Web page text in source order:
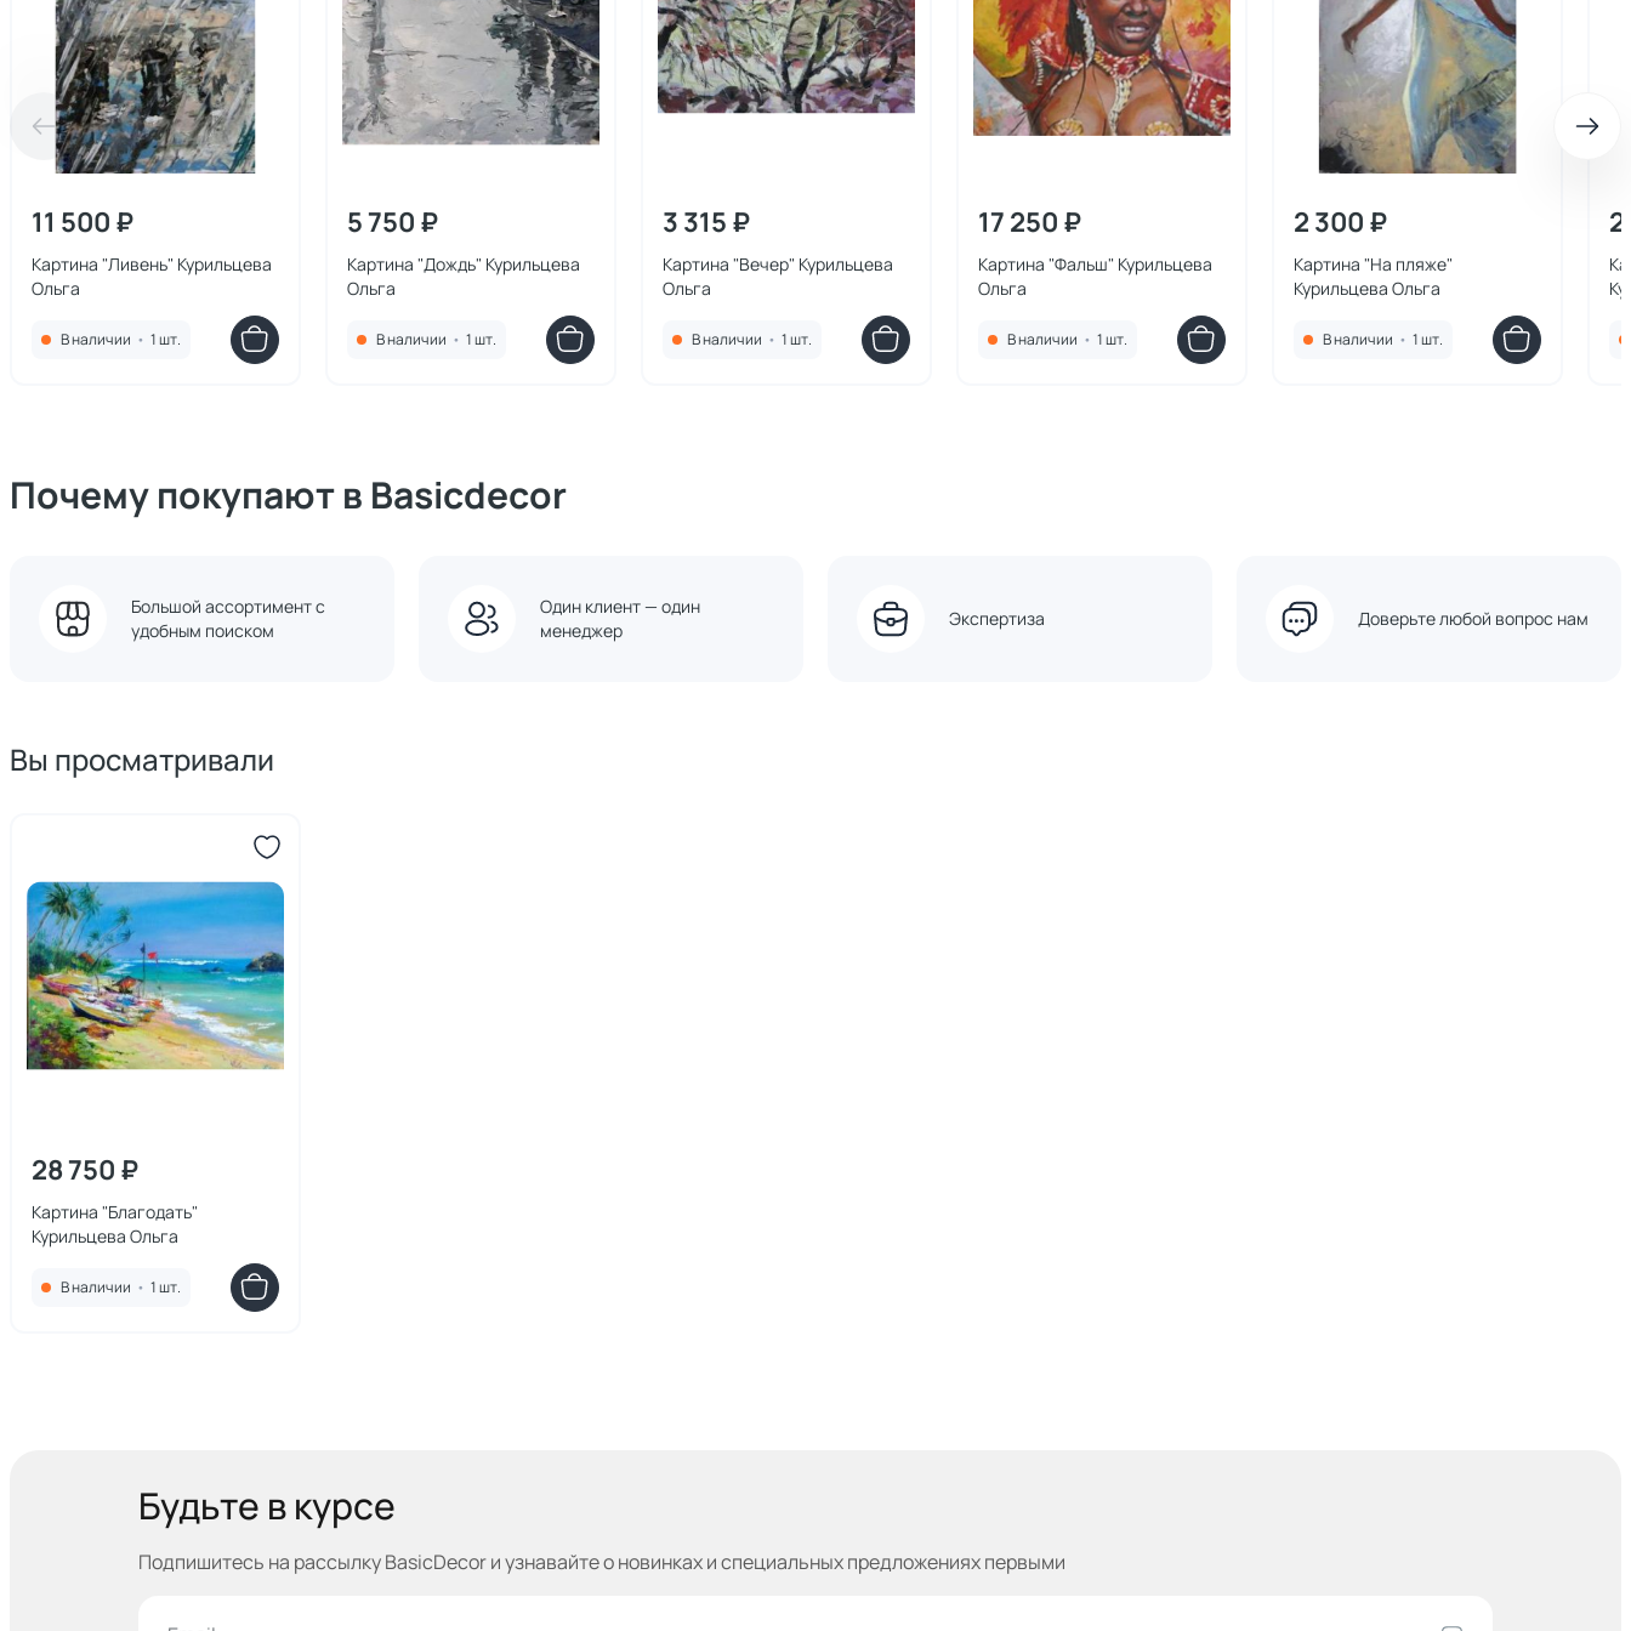
11 500 ₽
Картина "Ливень" Курильцева
Ольга
В наличии • 1 шт.
5 750 ₽
Картина "Дождь" Курильцева
Ольга
В наличии • 1 шт.
3 315 ₽
Картина "Вечер" Курильцева
Ольга
В наличии • 1 шт.
17 250 ₽
Картина "Фальш" Курильцева
Ольга
В наличии • 1 шт.
2 300 ₽
Картина "На пляже"
Курильцева Ольга
В наличии • 1 шт.
Почему покупают в Basicdecor
Большой ассортимент с
удобным поиском
Один клиент — один
менеджер
Экспертиза Доверьте любой вопрос нам
Вы просматривали
28 750 ₽
Картина "Благодать"
Курильцева Ольга
В наличии • 1 шт.
Будьте в курсе
Подпишитесь на рассылку BasicDecor и узнавайтео новинках и специальных предложениях первыми